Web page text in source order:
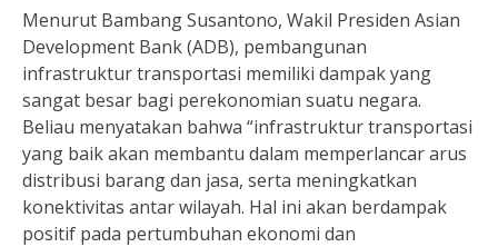
Menurut Bambang Susantono, Wakil Presiden Asian
Development Bank (ADB), pembangunan
infrastruktur transportasi memiliki dampak yang
sangat besar bagi perekonomian suatu negara.
Beliau menyatakan bahwa “infrastruktur transportasi
yang baik akan membantu dalam memperlancar arus
distribusi barang dan jasa, serta meningkatkan
konektivitas antar wilayah. Hal ini akan berdampak
positif pada pertumbuhan ekonomi dan